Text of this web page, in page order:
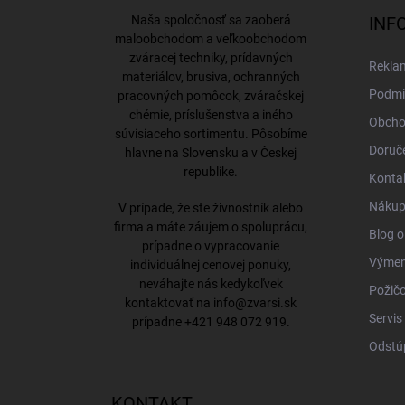
Naša spoločnosť sa zaoberá
maloobchodom a veľkoobchodom
zváracej techniky, prídavných
materiálov, brusiva, ochranných
pracovných pomôcok, zváračskej
chémie, príslušenstva a iného
súvisiaceho sortimentu. Pôsobíme
hlavne na Slovensku a v Českej
republike.
V prípade, že ste živnostník alebo
firma a máte záujem o spoluprácu,
prípadne o vypracovanie
individuálnej cenovej ponuky,
neváhajte nás kedykoľvek
kontaktovať na info@zvarsi.sk
prípadne +421 948 072 919
Blog
Servis